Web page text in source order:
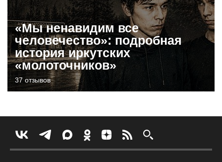
«Мы ненавидим все
человечество»: подробная
история иркутских
«молоточников»
37 отзывов